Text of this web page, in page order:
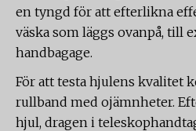
en tyngd för att efterlikna
väska som läggs ovanpå, till
handbagage.
För att testa hjulens kvalitet
rullband med ojämnheter.
hjul, dragen i